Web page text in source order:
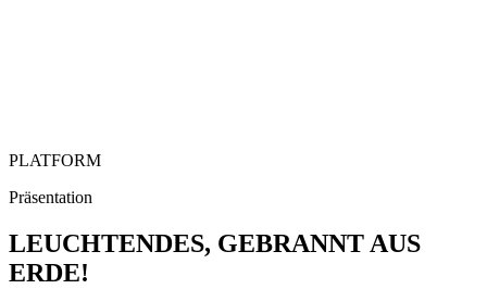
PLATFORM
Präsentation
LEUCHTENDES, GEBRANNT AUS
ERDE!